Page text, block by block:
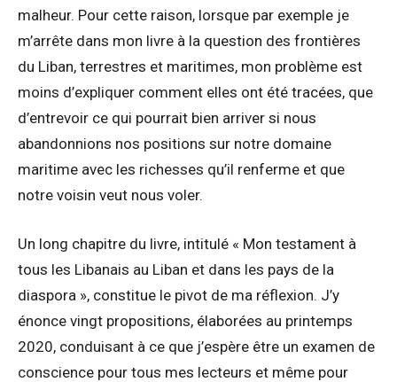
malheur. Pour cette raison, lorsque par exemple je
m’arrête dans mon livre à la question des frontières
du Liban, terrestres et maritimes, mon problème est
moins d’expliquer comment elles ont été tracées, que
d’entrevoir ce qui pourrait bien arriver si nous
abandonnions nos positions sur notre domaine
maritime avec les richesses qu’il renferme et que
notre voisin veut nous voler.
Un long chapitre du livre, intitulé « Mon testament à
tous les Libanais au Liban et dans les pays de la
diaspora », constitue le pivot de ma réflexion. J’y
énonce vingt propositions, élaborées au printemps
2020, conduisant à ce que j’espère être un examen de
conscience pour tous mes lecteurs et même pour